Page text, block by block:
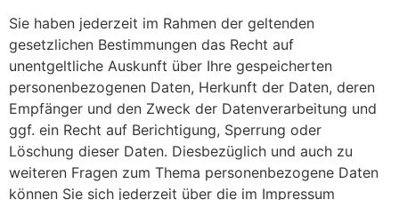
Sie haben jederzeit im Rahmen der geltenden
gesetzlichen Bestimmungen das Recht auf
unentgeltliche Auskunft über Ihre gespeicherten
personenbezogenen Daten, Herkunft der Daten, deren
Empfänger und den Zweck der Datenverarbeitung und
ggf. ein Recht auf Berichtigung, Sperrung oder
Löschung dieser Daten. Diesbezüglich und auch zu
weiteren Fragen zum Thema personenbezogene Daten
können Sie sich jederzeit über die im Impressum